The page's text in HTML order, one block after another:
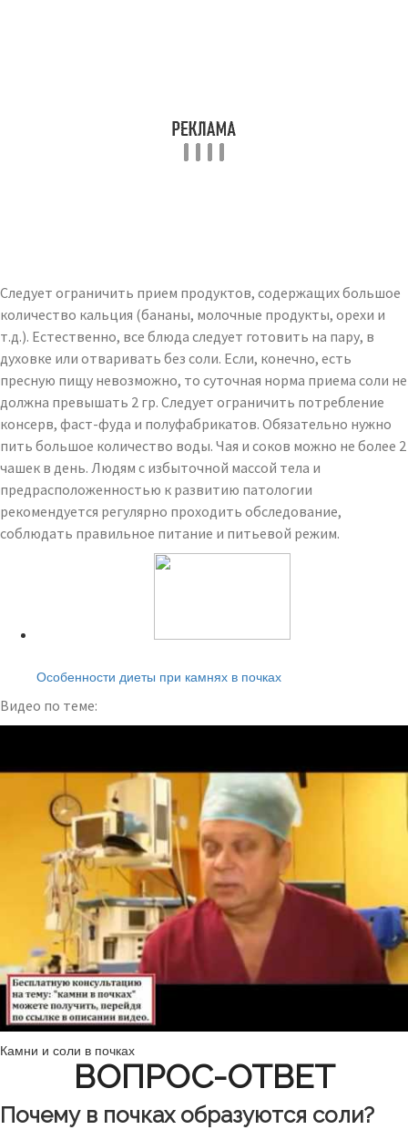
Следует ограничить прием продуктов, содержащих большое
количество кальция (бананы, молочные продукты, орехи и
т.д.). Естественно, все блюда следует готовить на пару, в
духовке или отваривать без соли. Если, конечно, есть
пресную пищу невозможно, то суточная норма приема соли не
должна превышать 2 гр. Следует ограничить потребление
консерв, фаст-фуда и полуфабрикатов. Обязательно нужно
пить большое количество воды. Чая и соков можно не более 2
чашек в день. Людям с избыточной массой тела и
предрасположенностью к развитию патологии
рекомендуется регулярно проходить обследование,
соблюдать правильное питание и питьевой режим.
Особенности диеты при камнях в почках
Видео по теме:
Камни и соли в почках
ВОПРОС-ОТВЕТ
Почему в почках образуются соли?